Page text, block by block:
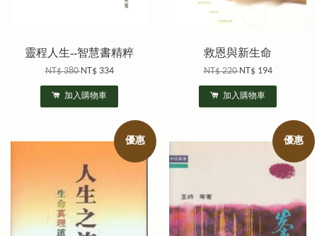
靈程人生--智慧書精粹
NT$ 380NT$ 334
加入購物車
救恩與新生命
NT$ 220NT$ 194
加入購物車
優惠 優惠